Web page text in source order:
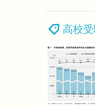
高校